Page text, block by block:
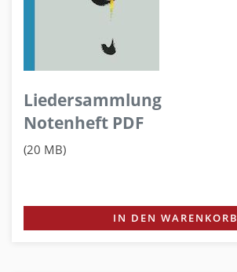
Liedersammlung
Notenheft PDF
(20 MB)
IN DEN WARENKORB